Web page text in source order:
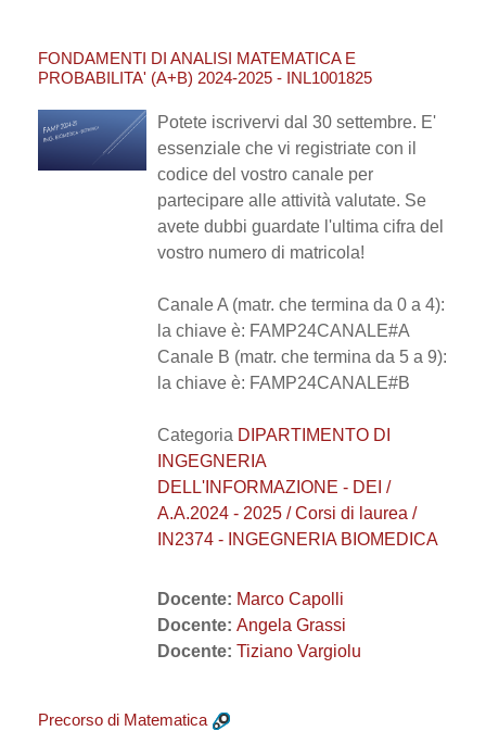
FONDAMENTI DI ANALISI MATEMATICA E
PROBABILITA' (A+B) 2024-2025 - INL1001825
Potete iscrivervi dal 30 settembre. E'
essenziale che vi registriate con il
codice del vostro canale per
partecipare alle attività valutate. Se
avete dubbi guardate l'ultima cifra del
vostro numero di matricola!
Canale A (matr. che termina da 0 a 4):
la chiave è: FAMP24CANALE#A
Canale B (matr. che termina da 5 a 9):
la chiave è: FAMP24CANALE#B
Categoria DIPARTIMENTO DI
INGEGNERIA
DELL'INFORMAZIONE - DEI /
A.A.2024 - 2025 / Corsi di laurea /
IN2374 - INGEGNERIA BIOMEDICA
Docente: Marco Capolli
Docente: Angela Grassi
Docente: Tiziano Vargiolu
Precorso di Matematica